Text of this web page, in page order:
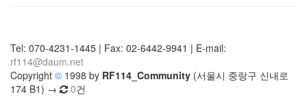
Tel: 070-4231-1445 | Fax: 02-6442-9941 | E-mail:
rf114@daum.net
Copyright © 1998 by RF114_Community (서울시 중랑구 신내로
174 B1) →
0건